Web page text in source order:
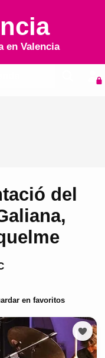
en Valencia
del
en favoritos